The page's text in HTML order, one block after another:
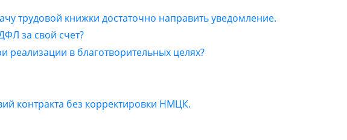
трудовой книжки достаточно направить уведомление.
за свой счет?
реализации в благотворительных целях?
контракта без корректировки НМЦК.